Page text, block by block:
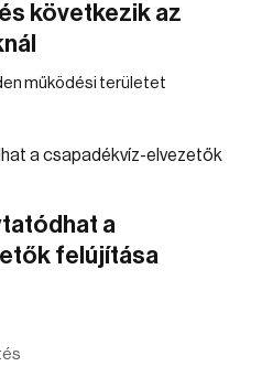
következik az
működési területet
a
felújítása